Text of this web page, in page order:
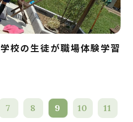
校の生徒が職場体験学習
7 8 9 10 11